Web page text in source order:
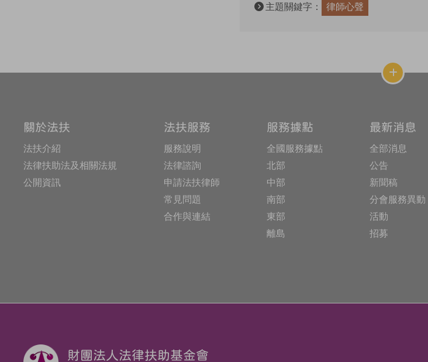
主題關鍵字： 律師心聲
網
站
合
按
鈕
關於法扶
法扶介紹
法律扶助法及相關法規
公開資訊
法扶服務
服務說明
法律諮詢
申請法扶律師
常見問題
合作與連結
服務據點
全國服務據點
北部
中部
南部
東部
離島
最新消息
全部消息
公告
新聞稿
分會服務異動
活動
招募
財團法人法律扶助基金會